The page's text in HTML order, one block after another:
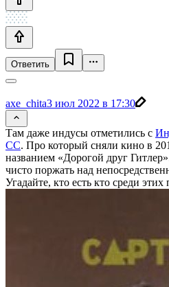
Ответить
axe_chita3 июл 2022 в 17:30
Там даже индусы отметились с
СС. Про который сняли кино в
названием «Дорогой друг
чисто поржать над
Угадайте, кто есть кто среди этих